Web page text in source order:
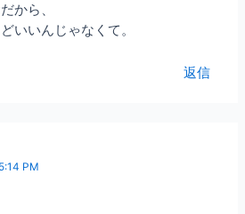
から、
いいんじゃなくて。
返信
PM